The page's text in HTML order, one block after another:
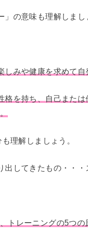
の意味も理解しまし
しみや健康を求めて
格を持ち、自己また
理解しましょう。
出してきたもの・・
トレーニングの5つ